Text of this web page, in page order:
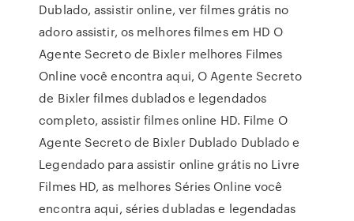
Dublado, assistir online, ver filmes grátis no
adoro assistir, os melhores filmes em HD O
Agente Secreto de Bixler melhores Filmes
Online você encontra aqui, O Agente Secreto
de Bixler filmes dublados e legendados
completo, assistir filmes online HD. Filme O
Agente Secreto de Bixler Dublado Dublado e
Legendado para assistir online grátis no Livre
Filmes HD, as melhores Séries Online você
encontra aqui, séries dubladas e legendadas